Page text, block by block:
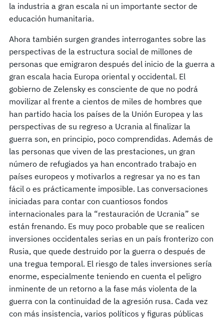
la industria a gran escala ni un importante sector de
educación humanitaria.
Ahora también surgen grandes interrogantes sobre las
perspectivas de la estructura social de millones de
personas que emigraron después del inicio de la guerra a
gran escala hacia Europa oriental y occidental. El
gobierno de Zelensky es consciente de que no podrá
movilizar al frente a cientos de miles de hombres que
han partido hacia los países de la Unión Europea y las
perspectivas de su regreso a Ucrania al finalizar la
guerra son, en principio, poco comprendidas. Además de
las personas que viven de las prestaciones, un gran
número de refugiados ya han encontrado trabajo en
países europeos y motivarlos a regresar ya no es tan
fácil o es prácticamente imposible. Las conversaciones
iniciadas para contar con cuantiosos fondos
internacionales para la “restauración de Ucrania” se
están frenando. Es muy poco probable que se realicen
inversiones occidentales serias en un país fronterizo con
Rusia, que quede destruido por la guerra o después de
una tregua temporal. El riesgo de tales inversiones sería
enorme, especialmente teniendo en cuenta el peligro
inminente de un retorno a la fase más violenta de la
guerra con la continuidad de la agresión rusa. Cada vez
con más insistencia, varios políticos y figuras públicas